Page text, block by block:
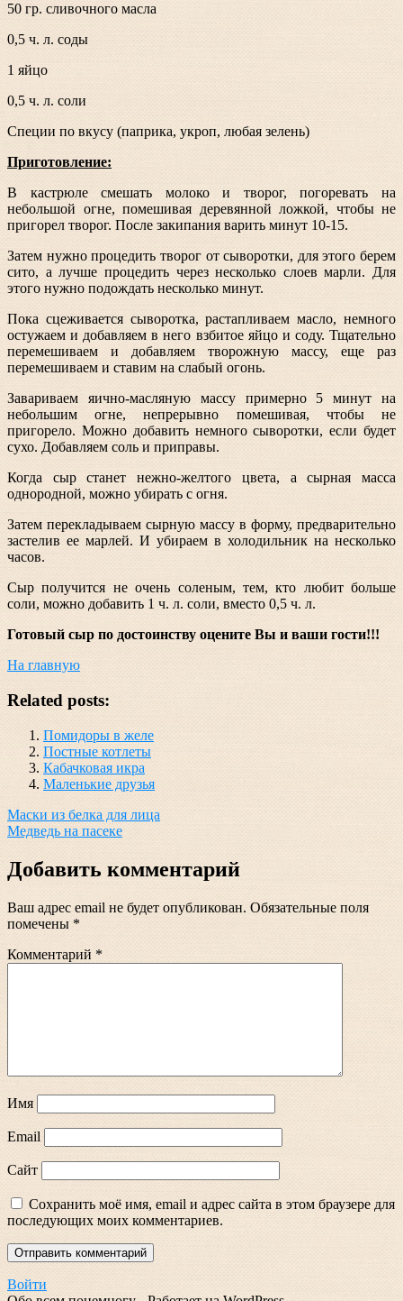
50 гр. сливочного масла
0,5 ч. л. соды
1 яйцо
0,5 ч. л. соли
Специи по вкусу (паприка, укроп, любая зелень)
Приготовление:
В кастрюле смешать молоко и творог, погоревать на
небольшой огне, помешивая деревянной ложкой, чтобы не
пригорел творог. После закипания варить минут 10-15.
Затем нужно процедить творог от сыворотки, для этого берем
сито, а лучше процедить через несколько слоев марли. Для
этого нужно подождать несколько минут.
Пока сцеживается сыворотка, растапливаем масло, немного
остужаем и добавляем в него взбитое яйцо и соду. Тщательно
перемешиваем и добавляем творожную массу, еще раз
перемешиваем и ставим на слабый огонь.
Завариваем яично-масляную массу примерно 5 минут на
небольшим огне, непрерывно помешивая, чтобы не
пригорело. Можно добавить немного сыворотки, если будет
сухо. Добавляем соль и приправы.
Когда сыр станет нежно-желтого цвета, а сырная масса
однородной, можно убирать с огня.
Затем перекладываем сырную массу в форму, предварительно
застелив ее марлей. И убираем в холодильник на несколько
часов.
Сыр получится не очень соленым, тем, кто любит больше
соли, можно добавить 1 ч. л. соли, вместо 0,5 ч. л.
Готовый сыр по достоинству оцените Вы и ваши гости!!!
На главную
Related posts:
Помидоры в желе
Постные котлеты
Кабачковая икра
Маленькие друзья
Навигация
по
записям
Маски из белка для лица
Медведь на пасеке
Добавить комментарий
Ваш адрес email не будет опубликован. Обязательные поля
помечены *
Комментарий *
Имя
Email
Сайт
Сохранить моё имя, email и адрес сайта в этом браузере для
последующих моих комментариев.
Войти